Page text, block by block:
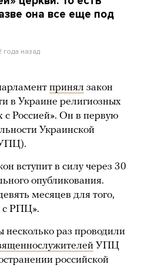
она все еще под
года назад
принял закон
в Украине религиозных
с Россией». Он в первую
Украинской
вступит в силу через 30
опубликования.
месяцев для того,
с РПЦ».
несколько раз проводили
УПЦ
российской